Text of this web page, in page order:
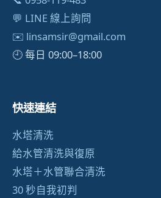
💬 LINE 線上詢問
✉️ linsamsir@gmail.com
🕘 每日 09:00–18:00
快速連結
水塔清洗
給水管清洗與復原
水塔＋水管聯合清洗
30 秒自我初判